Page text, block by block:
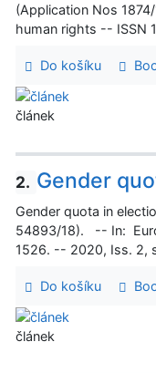
(Application Nos
human rights -- ISSN
Do košíku
článek
2. Gender
Gender quota in
54893/18). -- In:
1526. -- 2020, Iss. 2,
Do košíku
článek